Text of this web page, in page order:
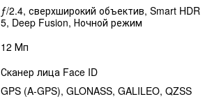
ƒ/2.4, сверхширокий объектив, Smart HDR
5, Deep Fusion, Ночной режим
12 Мп
Сканер лица Face ID
GPS (A-GPS), GLONASS, GALILEO, QZSS